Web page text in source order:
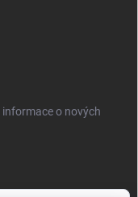
o nových